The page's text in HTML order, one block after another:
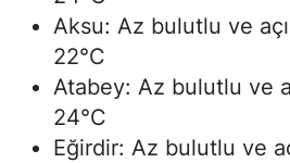
Aksu: Az bulutlu ve
22°C
Atabey: Az bulutlu ve
24°C
Eğirdir: Az bulutlu ve